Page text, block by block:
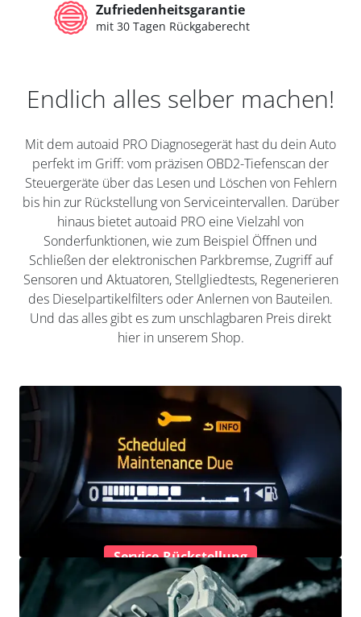
Zufriedenheitsgarantie
mit 30 Tagen Rückgaberecht
Endlich alles selber machen!
Mit dem autoaid PRO Diagnosegerät hast du dein Auto
perfekt im Griff: vom präzisen OBD2-Tiefenscan der
Steuergeräte über das Lesen und Löschen von Fehlern
bis hin zur Rückstellung von Serviceintervallen. Darüber
hinaus bietet autoaid PRO eine Vielzahl von
Sonderfunktionen, wie zum Beispiel Öffnen und
Schließen der elektronischen Parkbremse, Zugriff auf
Sensoren und Aktuatoren, Stellgliedtests, Regenerieren
des Dieselpartikelfilters oder Anlernen von Bauteilen.
Und das alles gibt es zum unschlagbaren Preis direkt
hier in unserem Shop.
Service-Rückstellung